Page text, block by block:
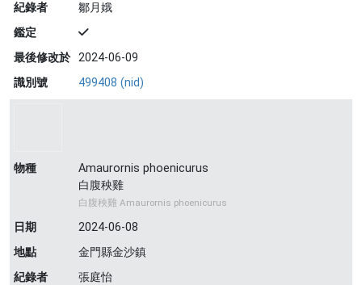
紀錄者
鄒月娥
鑑定
最後修改於 2024-06-09
識別號
499408 (nid)
物種
Amaurornis phoenicurus
白腹秧雞
白腹秧雞 Amaurornis phoenicurus
日期
2024-06-08
地點
金門縣金沙鎮
紀錄者
張庭怡